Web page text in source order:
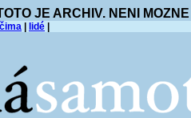
JE ARCHIV. NENI
lidé